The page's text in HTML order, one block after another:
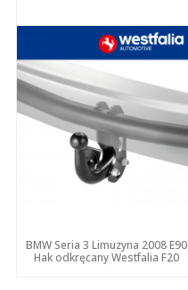
BMW Seria 3 Limuzyna 2008 E90
Hak odkręcany Westfalia F20